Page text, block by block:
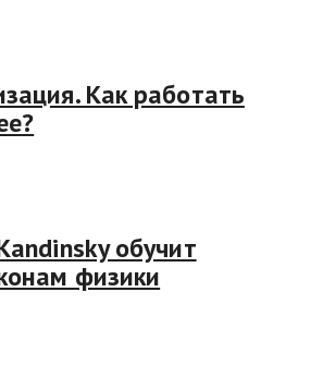
Как работать
обучит
физики